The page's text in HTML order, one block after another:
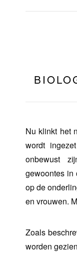
Nu klinkt het
wordt
onbewust
gewoontes in
op de
en vrouwen.
Zoals
worden